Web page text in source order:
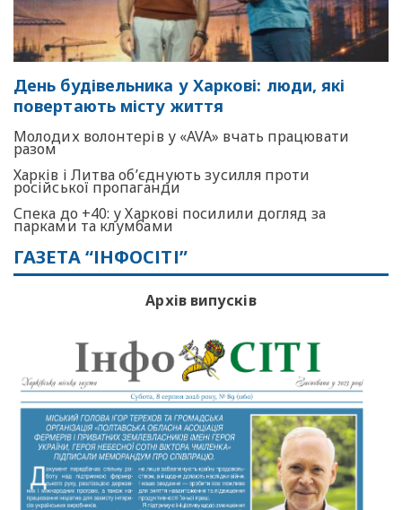
День будівельника у Харкові: люди, які
повертають місту життя
Молодих волонтерів у «AVA» вчать працювати
разом
Харків і Литва об’єднують зусилля проти
російської пропаганди
Спека до +40: у Харкові посилили догляд за
парками та клумбами
ГАЗЕТА “ІНФОСІТІ”
Архів випусків